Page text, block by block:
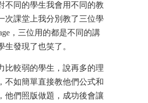
不同的學生我會用不同的教
次課堂上我分別教了三位學
，三位用的都是不同的講
生發現了也笑了。
比較弱的學生，說再多的理
不如簡單直接教他們公式和
他們照版做題，成功後會讓